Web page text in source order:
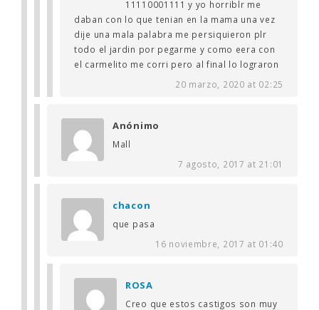
11110001111 y yo horriblr me
daban con lo que tenian en la mama una vez
dije una mala palabra me persiquieron plr
todo el jardin por pegarme y como eera con
el carmelito me corri pero al final lo lograron
20 marzo, 2020 at 02:25
Anónimo
Mall
7 agosto, 2017 at 21:01
chacon
que pasa
16 noviembre, 2017 at 01:40
ROSA
Creo que estos castigos son muy